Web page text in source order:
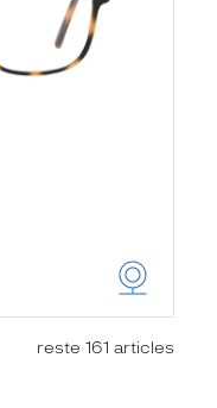
reste 161 articles